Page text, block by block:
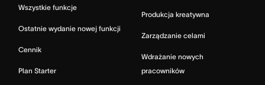
Wszystkie funkcje
Ostatnie wydanie nowej funkcji
Cennik
Plan Starter
Produkcja kreatywna
Zarządzanie celami
Wdrażanie nowych
pracowników